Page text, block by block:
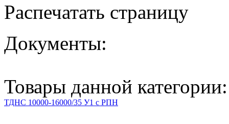
Распечатать страницу
Документы:
Товары данной категории:
ТДНС 10000-16000/35 У1 с РПН